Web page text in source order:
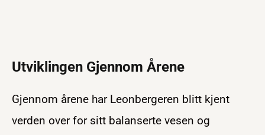
Utviklingen Gjennom Årene
Gjennom årene har Leonbergeren blitt kjent
verden over for sitt balanserte vesen og